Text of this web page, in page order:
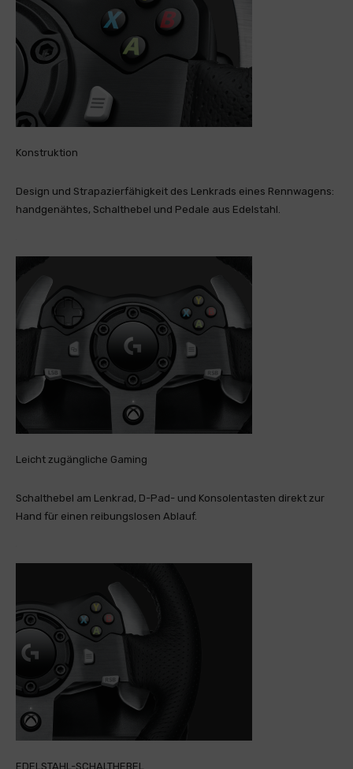
Konstruktion
Design und Strapazierfähigkeit des Lenkrads eines Rennwagens:
handgenähtes, Schalthebel und Pedale aus Edelstahl.
Leicht zugängliche Gaming
Schalthebel am Lenkrad, D-Pad- und Konsolentasten direkt zur
Hand für einen reibungslosen Ablauf.
EDELSTAHL-SCHALTHEBEL